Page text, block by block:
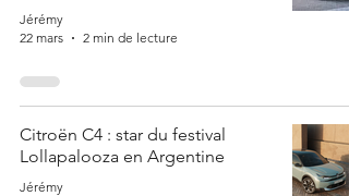
Jérémy
22 mars
2 min de lecture
Citroën C4 : star du festival
Lollapalooza en Argentine
Jérémy